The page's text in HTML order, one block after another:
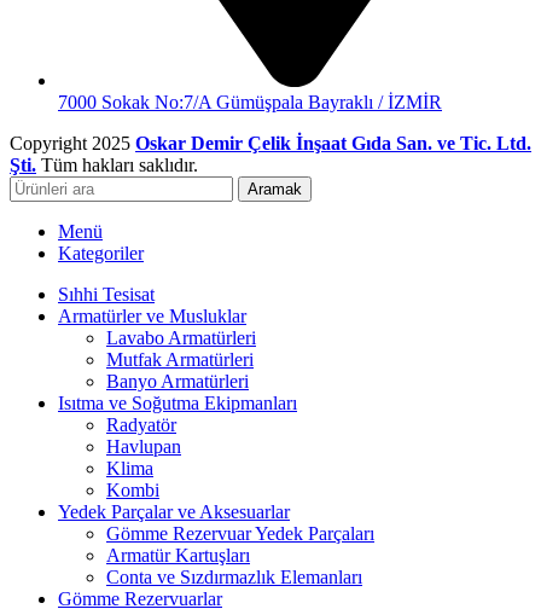
7000 Sokak No:7/A Gümüşpala Bayraklı / İZMİR
Copyright 2025 Oskar Demir Çelik İnşaat Gıda San. ve Tic. Ltd.
Şti. Tüm hakları saklıdır.
Aramak
Menü
Kategoriler
Sıhhi Tesisat
Armatürler ve Musluklar
Lavabo Armatürleri
Mutfak Armatürleri
Banyo Armatürleri
Isıtma ve Soğutma Ekipmanları
Radyatör
Havlupan
Klima
Kombi
Yedek Parçalar ve Aksesuarlar
Gömme Rezervuar Yedek Parçaları
Armatür Kartuşları
Conta ve Sızdırmazlık Elemanları
Gömme Rezervuarlar